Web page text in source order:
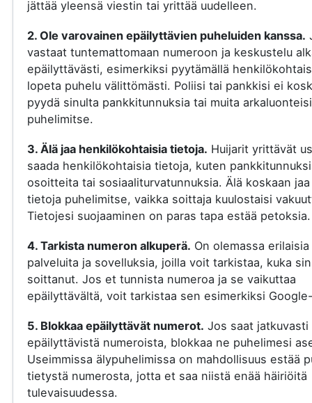
jättää yleensä viestin tai yrittää uudelleen.
2. Ole varovainen epäilyttävien puheluiden kanssa.
vastaat tuntemattomaan numeroon ja keskustelu
epäilyttävästi, esimerkiksi pyytämällä
lopeta puhelu välittömästi. Poliisi tai pankkisi ei
pyydä sinulta pankkitunnuksia tai muita
puhelimitse.
3. Älä jaa henkilökohtaisia tietoja. Huijarit yrittävät
saada henkilökohtaisia tietoja, kuten
osoitteita tai sosiaaliturvatunnuksia. Älä koskaan
tietoja puhelimitse, vaikka soittaja kuulostaisi
Tietojesi suojaaminen on paras tapa estää petoksia.
4. Tarkista numeron alkuperä. On olemassa erilaisia
palveluita ja sovelluksia, joilla voit tarkistaa, kuka
soittanut. Jos et tunnista numeroa ja se vaikuttaa
epäilyttävältä, voit tarkistaa sen esimerkiksi
5. Blokkaa epäilyttävät numerot. Jos saat jatkuvasti
epäilyttävistä numeroista, blokkaa ne puhelimesi
Useimmissa älypuhelimissa on mahdollisuus estää
tietystä numerosta, jotta et saa niistä enää häiriöitä
tulevaisuudessa.